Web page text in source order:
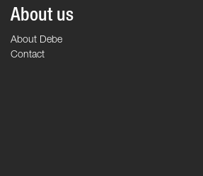
About us
About Debe
Contact